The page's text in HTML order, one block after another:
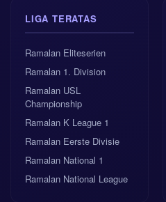
LIGA TERATAS
Ramalan Eliteserien
Ramalan 1. Division
Ramalan USL
Championship
Ramalan K League 1
Ramalan Eerste Divisie
Ramalan National 1
Ramalan National League